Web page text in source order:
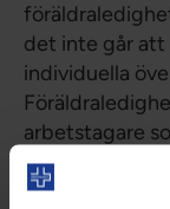
det inte går att
individuella
arbetstagare
mot